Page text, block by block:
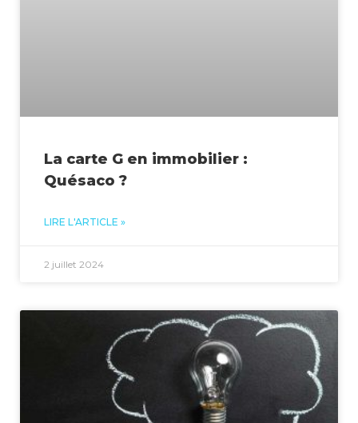
La carte G en immobilier :
Quésaco ?
LIRE L'ARTICLE »
2 juillet 2024